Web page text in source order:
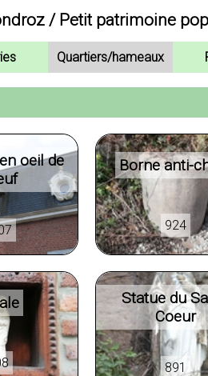
/ Petit patrimoine
Quartiers/hameaux
oeil de
Borne anti-
924
Statue du
Coeur
891